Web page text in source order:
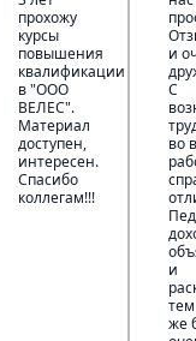
прохожу
курсы
повышения
квалификации
в "ООО
ВЕЛЕС".
Материал
доступен,
интересен.
Спасибо
коллегам!!!
и
С
во
и
же